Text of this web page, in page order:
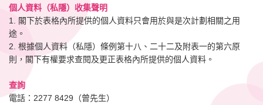
個人資料（私隱）收集聲明
1. 閣下於表格內所提供的個人資料只會用於與是次計劃相關之用
途。
2. 根據個人資料（私隱）條例第十八、二十二及附表一的第六原
則，閣下有權要求查閱及更正表格內所提供的個人資料。
查詢
電話：2277 8429（曾先生）